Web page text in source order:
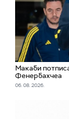
Макаби
Фенербахчеа
06. 08. 2026.